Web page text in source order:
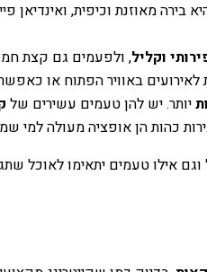
וקליל, ולפעמים גם קצת
באוויר הפתוח או
יותר. יש להן טעמים עשירים של
כהות הן אופציה מעולה
אילו טעמים יתאימו לאוכל